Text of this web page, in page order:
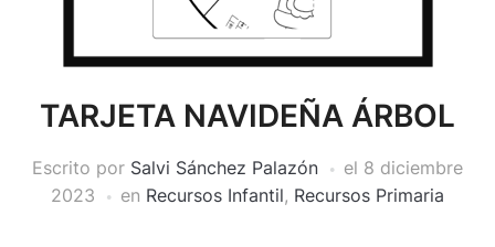
TARJETA NAVIDEÑA ÁRBOL
Escrito por Salvi Sánchez Palazón el 8 diciembre
2023
en Recursos Infantil, Recursos Primaria